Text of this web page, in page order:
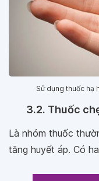
Sử dụng thuốc hạ
3.2. Thuốc
Là nhóm thuốc
tăng huyết áp. Có